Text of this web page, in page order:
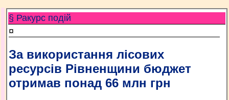
§ Ракурс подій
¤
За використання лісових
ресурсів Рівненщини бюджет
отримав понад 66 млн грн